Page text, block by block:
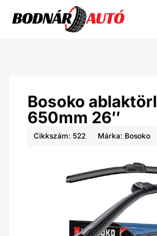
Bosoko
650mm 26″
Cikkszám: 522 Márka: Bosoko